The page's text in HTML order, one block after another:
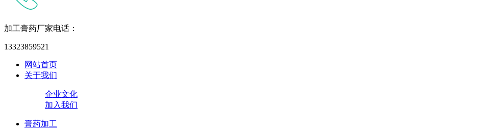
加工膏药厂家电话：
13323859521
网站首页
关于我们
企业文化
加入我们
膏药加工